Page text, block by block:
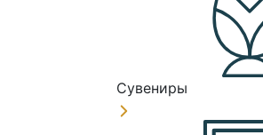
Сувениры